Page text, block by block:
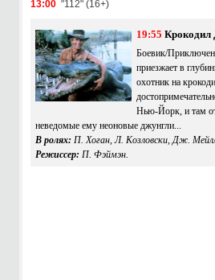
13:00 "112" (16+)
19:55 Крокодил
Боевик/
приезжает в
охотник на
Нью-Йорк, и там
неведомые ему неоновые джунгли...
В ролях: П. Хоган, Л. Козловски, Дж.
Режиссер: П. Фэймэн.